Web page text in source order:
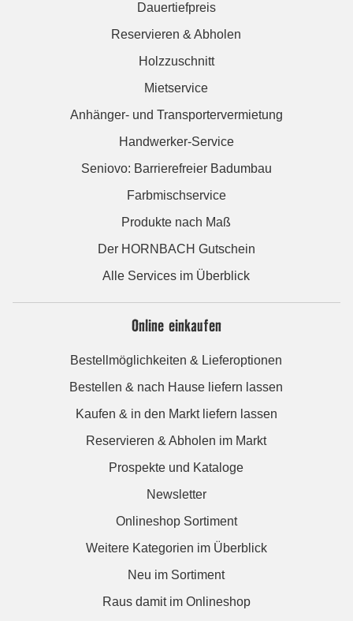
Dauertiefpreis
Reservieren & Abholen
Holzzuschnitt
Mietservice
Anhänger- und Transportervermietung
Handwerker-Service
Seniovo: Barrierefreier Badumbau
Farbmischservice
Produkte nach Maß
Der HORNBACH Gutschein
Alle Services im Überblick
Online einkaufen
Bestellmöglichkeiten & Lieferoptionen
Bestellen & nach Hause liefern lassen
Kaufen & in den Markt liefern lassen
Reservieren & Abholen im Markt
Prospekte und Kataloge
Newsletter
Onlineshop Sortiment
Weitere Kategorien im Überblick
Neu im Sortiment
Raus damit im Onlineshop